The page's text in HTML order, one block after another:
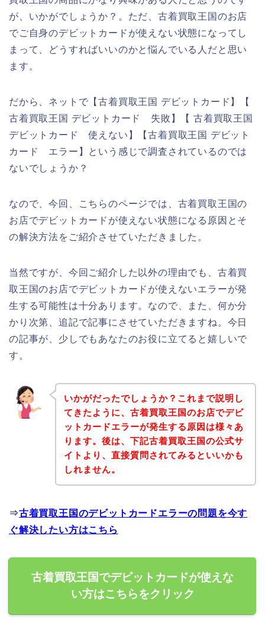
が、いかがでしょうか？。ただ、古着買取王国のお店
でご自身のデビットカードが使えない状態になってし
まって、どうすればいいのかと悩んでいる人だと思い
ます。
だから、ネットで【古着買取王国 デビットカード】【
古着買取王国 デビットカード 失敗】【 古着買取王国
デビットカード 使えない】【古着買取王国 デビット
カード エラー】という感じで調査されているのでは
ないでしょうか？
なので、今回、こちらのページでは、古着買取王国の
お店でデビットカードが使えない状態になる原因とそ
の解決方法をご紹介させていただきました。
当然ですが、今回ご紹介した以外の理由でも、古着買
取王国のお店でデビットカードが使えないエラーが発
生する可能性は十分あります。なので、また、何か分
かり次第、追記で記事にさせていただきますね。今日
の記事が、少しでもあなたのお役に立てると嬉しいで
す。
いかがだったでしょうか？これまで説明し
てきたように、古着買取王国のお店でデビ
ットカードエラーが発生する原因は様々あ
ります。後は、下記古着買取王国の公式サ
イトより、直接質問されてみるといいかも
しれません。
⇒古着買取王国のデビットカードエラーの問題を今す
ぐ解決したい方はこちら
古着買取王国でデビットカードが使えな
い方はこちらをクリック